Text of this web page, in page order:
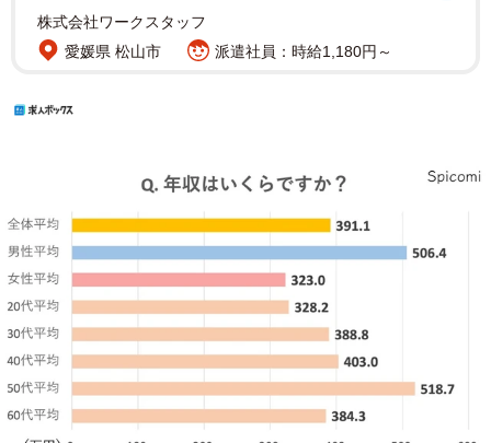
株式会社ワークスタッフ
愛媛県 松山市
派遣社員：時給1,180円～